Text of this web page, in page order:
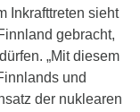
Inkrafttreten sieht
gebracht,
„Mit diesem
und
der nuklearen